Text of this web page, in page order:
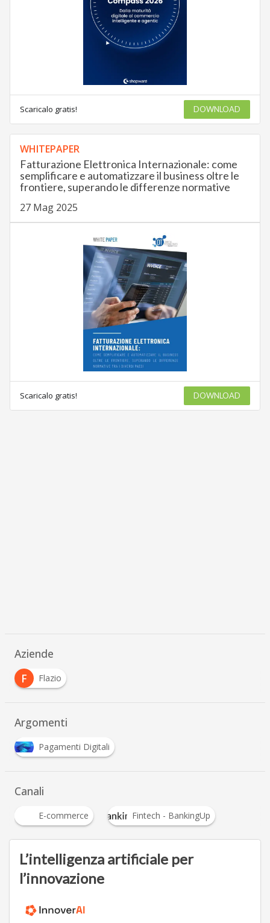
Scaricalo gratis! DOWNLOAD
WHITEPAPER
Fatturazione Elettronica Internazionale: come
semplificare e automatizzare il business oltre le
frontiere, superando le differenze normative
27 Mag 2025
Scaricalo gratis! DOWNLOAD
Aziende
F
Flazio
Argomenti
Pagamenti Digitali
Canali
E-commerce Fintech - BankingUp
L’intelligenza artificiale per
l’innovazione